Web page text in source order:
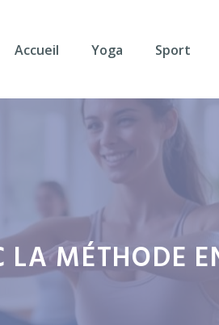
Accueil Yoga Sport
LA MÉTHODE